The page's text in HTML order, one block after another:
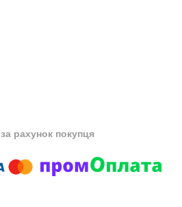
за рахунок покупця